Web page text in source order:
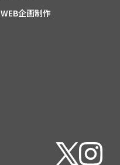
WEB企画制作